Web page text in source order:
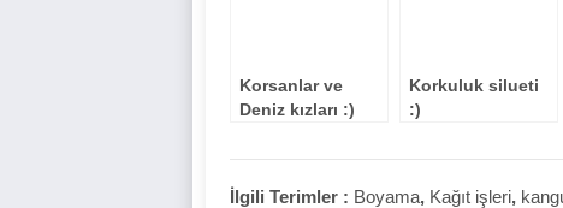
Korsanlar ve
Deniz kızları :)
Korkuluk silueti
:)
İlgili Terimler : Boyama, Kağıt işleri,